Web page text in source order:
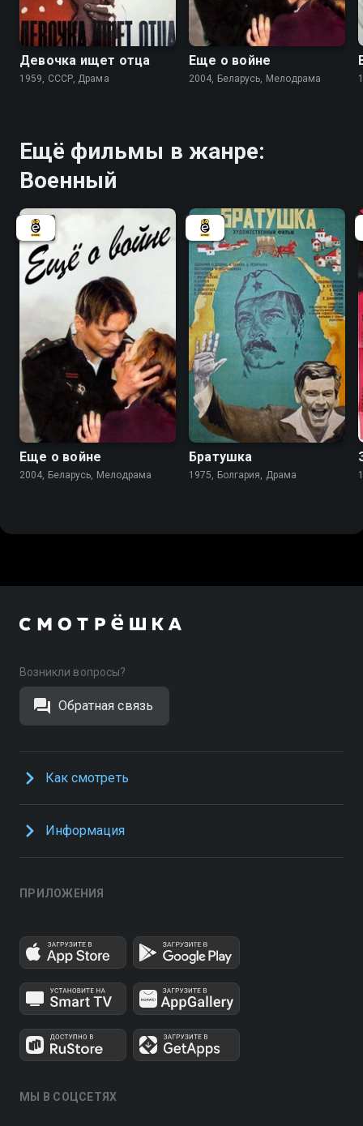
7.3
Девочка ищет отца
1959, СССР, Драма
6.1
Еще о войне
2004, Беларусь, Мелодрама
Ещё фильмы в жанре:
Военный
6.1
Еще о войне
2004, Беларусь, Мелодрама
6.9
Братушка
1975, Болгария, Драма
Возникли вопросы?
Обратная связь
Как смотреть
Информация
ПРИЛОЖЕНИЯ
МЫ В СОЦСЕТЯХ